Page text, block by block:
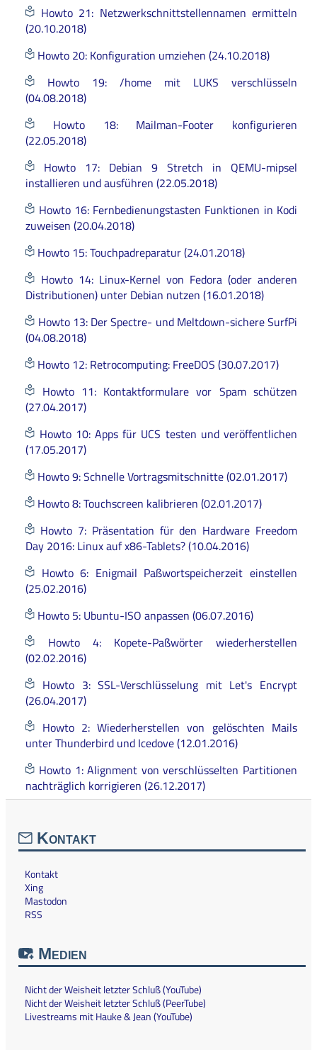
Howto 21: Netzwerkschnittstellennamen ermitteln
(20.10.2018)
Howto 20: Konfiguration umziehen (24.10.2018)
Howto 19: /home mit LUKS verschlüsseln
(04.08.2018)
Howto 18: Mailman-Footer konfigurieren
(22.05.2018)
Howto 17: Debian 9 Stretch in QEMU-mipsel
installieren und ausführen (22.05.2018)
Howto 16: Fernbedienungstasten Funktionen in Kodi
zuweisen (20.04.2018)
Howto 15: Touchpadreparatur (24.01.2018)
Howto 14: Linux-Kernel von Fedora (oder anderen
Distributionen) unter Debian nutzen (16.01.2018)
Howto 13: Der Spectre- und Meltdown-sichere SurfPi
(04.08.2018)
Howto 12: Retrocomputing: FreeDOS (30.07.2017)
Howto 11: Kontaktformulare vor Spam schützen
(27.04.2017)
Howto 10: Apps für UCS testen und veröffentlichen
(17.05.2017)
Howto 9: Schnelle Vortragsmitschnitte (02.01.2017)
Howto 8: Touchscreen kalibrieren (02.01.2017)
Howto 7: Präsentation für den Hardware Freedom
Day 2016: Linux auf x86-Tablets? (10.04.2016)
Howto 6: Enigmail Paßwortspeicherzeit einstellen
(25.02.2016)
Howto 5: Ubuntu-ISO anpassen (06.07.2016)
Howto 4: Kopete-Paßwörter wiederherstellen
(02.02.2016)
Howto 3: SSL-Verschlüsselung mit Let's Encrypt
(26.04.2017)
Howto 2: Wiederherstellen von gelöschten Mails
unter Thunderbird und Icedove (12.01.2016)
Howto 1: Alignment von verschlüsselten Partitionen
nachträglich korrigieren (26.12.2017)
Kontakt
Kontakt
Xing
Mastodon
RSS
Medien
Nicht der Weisheit letzter Schluß (YouTube)
Nicht der Weisheit letzter Schluß (PeerTube)
Livestreams mit Hauke & Jean (YouTube)